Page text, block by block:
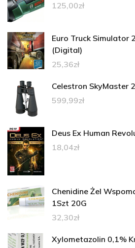
125,00zł
Euro Truck Simulator
(Digital)
25,36zł
Celestron SkyMaster
599,99zł
Deus Ex Human
18,04zł
Chenidine Żel
1Szt 20G
32,30zł
Xylometazolin 0,1%